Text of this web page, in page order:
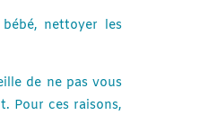
nettoyer les
de ne pas vous
Pour ces raisons,